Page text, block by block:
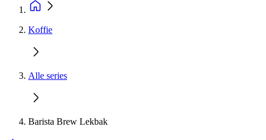
Koffie
Alle series
Barista Brew Lekbak